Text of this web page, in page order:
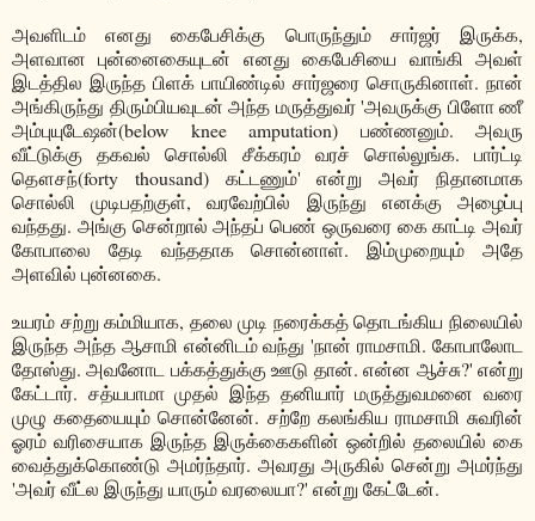
அவளிடம் எனது கைபேசிக்கு பொருந்தும் சார்ஜர் இருக்க,
அளவான புன்னைகையுடன் எனது கைபேசியை வாங்கி அவள்
இடத்தில இருந்த பிளக் பாயிண்டில் சார்ஜரை சொருகினாள். நான்
அங்கிருந்து திரும்பியவுடன் அந்த மருத்துவர் 'அவருக்கு பிளோ ணீ
அம்புயுடேஷன்(below knee amputation) பண்ணனும். அவரு
வீட்டுக்கு தகவல் சொல்லி சீக்கரம் வரச் சொல்லுங்க. பார்ட்டி
தௌசந்(forty thousand) கட்டணும்' என்று அவர் நிதானமாக
சொல்லி முடிபதற்குள், வரவேற்பில் இருந்து எனக்கு அழைப்பு
வந்தது. அங்கு சென்றால் அந்தப் பெண் ஒருவரை கை காட்டி அவர்
கோபாலை தேடி வந்ததாக சொன்னாள். இம்முறையும் அதே
அளவில் புன்னகை.
உயரம் சற்று கம்மியாக, தலை முடி நரைக்கத் தொடங்கிய நிலையில்
இருந்த அந்த ஆசாமி என்னிடம் வந்து 'நான் ராமசாமி. கோபாலோட
தோஸ்து. அவனோட பக்கத்துக்கு ஊடு தான். என்ன ஆச்சு?' என்று
கேட்டார். சத்யபாமா முதல் இந்த தனியார் மருத்துவமனை வரை
முழு கதையையும் சொன்னேன். சற்றே கலங்கிய ராமசாமி சுவரின்
ஓரம் வரிசையாக இருந்த இருக்கைகளின் ஒன்றில் தலையில் கை
வைத்துக்கொண்டு அமர்ந்தார். அவரது அருகில் சென்று அமர்ந்து
'அவர் வீட்ல இருந்து யாரும் வரலையா?' என்று கேட்டேன்.